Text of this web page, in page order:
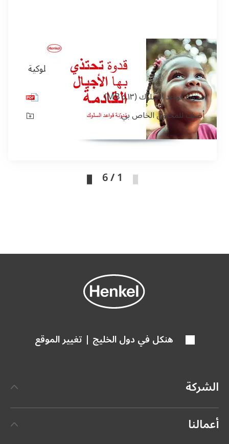
مدونة قواعد السلوك
تحتوي مدونة قواعد السلوك على توجيهات سلوكية
مدونة قواعد السلوك(٥٫١٣ MB)
أضف للمحتوى الخاص بي
1 / 6
هنكل في دول الخليج | تغيير الموقع
الشركة
الشركة
أعمالنا